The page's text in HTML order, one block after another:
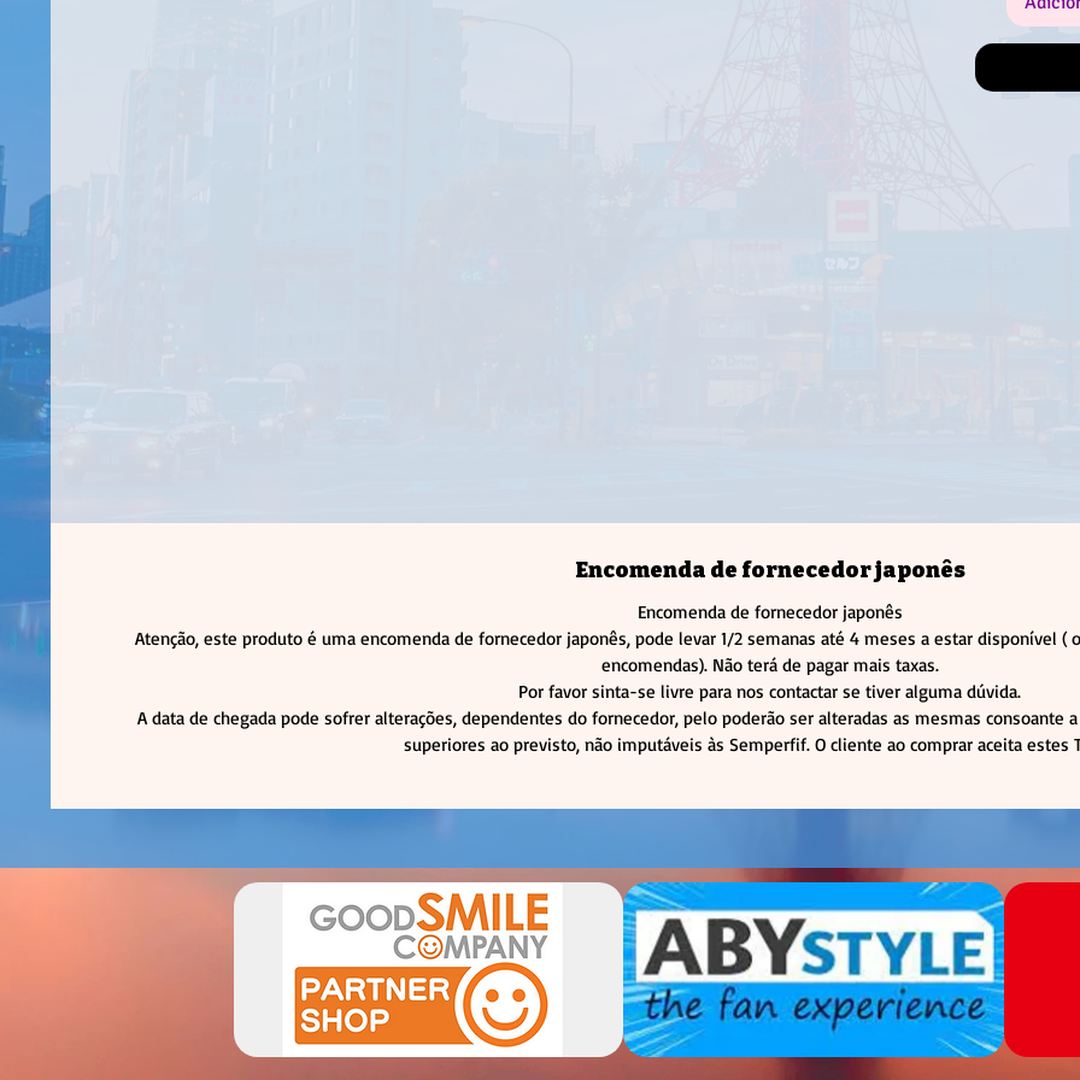
o [Hunter
estão
Encomenda de fornecedor japonês
Encomenda de fornecedor japonês
Atenção, este produto é uma encomenda de fornecedor japonês, pode levar 1/2 semanas até 4 meses a estar disponível
encomendas). Não terá de pagar mais taxas.
Por favor sinta-se livre para nos contactar se tiver alguma dúvida.
A data de chegada pode sofrer alterações, dependentes do fornecedor, pelo poderão ser alteradas as mesmas consoante
superiores ao previsto, não imputáveis às Semperfif. O cliente ao comprar aceita estes